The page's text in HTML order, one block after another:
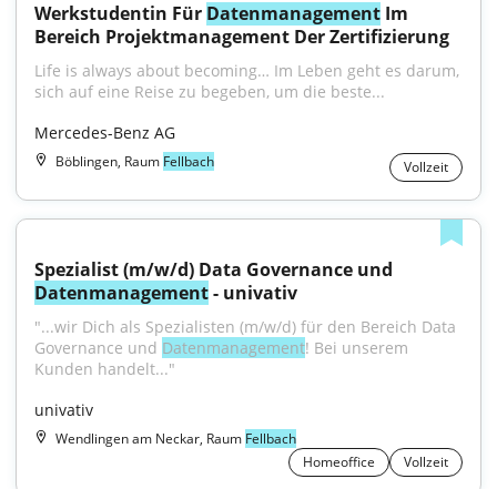
Werkstudentin Für Datenmanagement Im
Bereich Projektmanagement Der Zertifizierung
Life is always about becoming… Im Leben geht es darum,
sich auf eine Reise zu begeben, um die beste...
Mercedes-Benz AG
Böblingen, Raum Fellbach Vollzeit
Datenmanagement - univativ
"...wir Dich als Spezialisten (m/w/d) für den Bereich Data
Governance und Datenmanagement! Bei unserem
Kunden handelt..."
univativ
Wendlingen am Neckar, Raum Fellbach
Homeoffice
Vollzeit